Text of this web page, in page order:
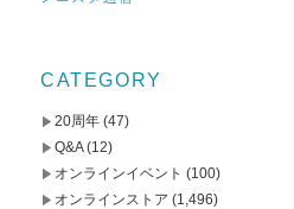
CATEGORY
20周年 (47)
Q&A(12)
オンラインイベント (100)
オンラインストア (1,496)